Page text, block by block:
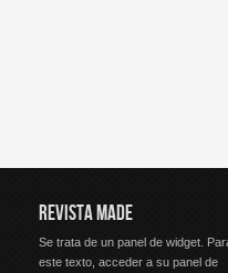
REVISTA MADE
Se trata de un panel de widget.
este texto, acceder a su panel de